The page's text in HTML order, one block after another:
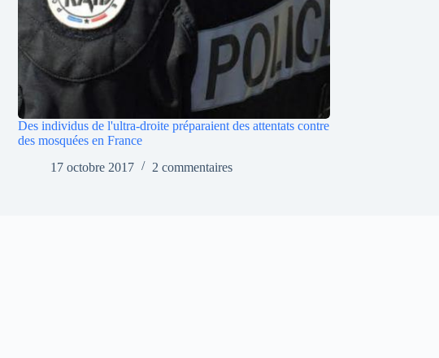
Des individus de l'ultra-droite préparaient des attentats contre
des mosquées en France
17 octobre 2017
2 commentaires